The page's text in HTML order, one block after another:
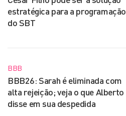
estratégica para a programação
do SBT
BBB
BBB26: Sarah é eliminada com
alta rejeição; veja o que Alberto
disse em sua despedida